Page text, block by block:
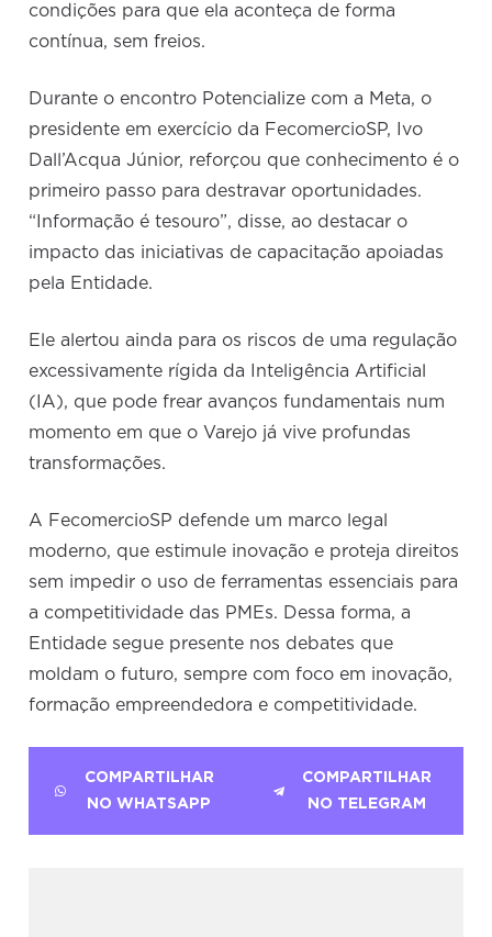
condições para que ela aconteça de forma
contínua, sem freios.
Durante o encontro Potencialize com a Meta, o
presidente em exercício da FecomercioSP,
Ivo
Dall’Acqua Júnior, reforçou que conhecimento é o
primeiro passo para destravar oportunidades.
“Informação é tesouro”, disse, ao destacar o
impacto das iniciativas de capacitação apoiadas
pela Entidade.
Ele alertou ainda para os riscos de uma regulação
excessivamente rígida da Inteligência Artificial
(IA), que pode frear avanços fundamentais num
momento em que o Varejo já vive profundas
transformações.
A FecomercioSP defende um marco legal
moderno, que estimule inovação e proteja direitos
sem impedir o uso de ferramentas essenciais para
a competitividade das PMEs. Dessa forma, a
Entidade segue presente nos debates que
moldam o futuro, sempre com foco em inovação,
formação empreendedora e competitividade.
COMPARTILHAR
NO WHATSAPP
COMPARTILHAR
NO TELEGRAM